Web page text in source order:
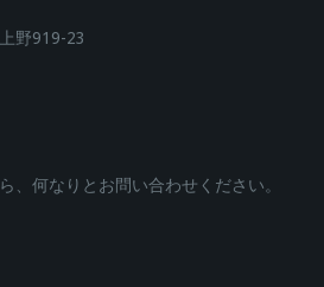
野919-23
、何なりとお問い合わせください。